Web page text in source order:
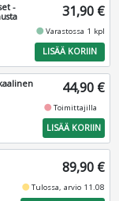
-
31,90 €
fiber_manual_recordVarastossa 1 kpl
LISÄÄ KORIIN
44,90 €
fiber_manual_recordToimittajilla
LISÄÄ KORIIN
89,90 €
fiber_manual_recordTulossa, arvio 11.08